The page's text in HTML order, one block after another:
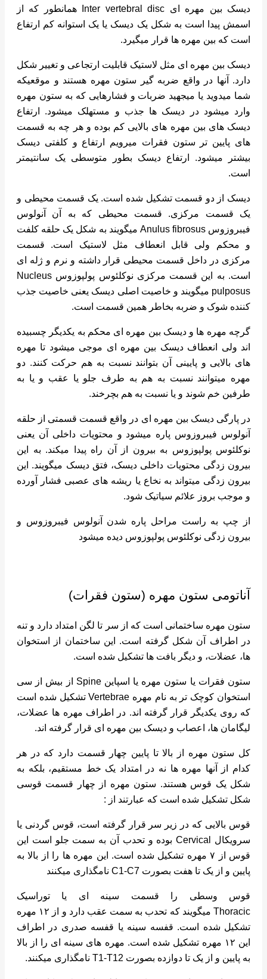
دیسک بین مهره ای Inter vertebral disc همانطور که از
اسمش پیدا است به شکل یک دیسک یا یک استوانه کم ارتفاع
است که بین مهره ها قرار میگیرد.
دیسک بین مهره ای مثل لاستیک قابلیت ارتجاعی و تغییر شکل
دارد. آنها در واقع ضربه گیر ستون مهره هستند و موقعیکه
شما میدوید یا میجهید ضربات و فشارهایی که به ستون مهره
وارد میشود در دیسک ها جذب و مستهلک میشود. ارتفاع
دیسک های بین مهره های بالایی کم بوده و هر چه به قسمت
های پایین تر ستون فقرات میرویم ارتفاع و کلفتی دیسک
بیشتر میشود. ارتفاع دیسک بطور متوسطی یک سانتیمتر
است.
دیسک از دو قسمت تشکیل شده است. یک قسمت محیطی و
یک قسمت مرکزی. قسمت محیطی که به آن آنولوس
فیبروزوس Anulus fibrosus میگویند به شکل یک حلقه کلفت
و محکم ولی قابل انعطاف مثل لاستیک است. قسمت
مرکزی در داخل قسمت محیطی قرار داشته و نرم و ژله ای
است. به این قسمت مرکزی نوکلئوس پولپوزوس Nucleus
pulposus میگویند و خاصیت اصلی دیسک یعنی خاصیت جذب
کننده شوک و ضربه بخاطر همین قسمت است.
گرچه مهره ها و دیسک بین مهره ای محکم به یکدیگر چسبیده
اند ولی انعطاف دیسک بین مهره ای موجی میشود تا مهره
های بالایی و پایینی آن بتوانند نسبت به هم حرکت کنند. دو
مهره میتوانند نسبت به هم به طرف جلو یا عقب و یا به
طرفین خم شوند و یا نسبت به هم بچرخند.
در پارگی دیسک بین مهره ای در واقع قسمت قسمتی از حلقه
آنولوس فیبروزوس پاره میشود و محتویات داخلی آن یعنی
نوکلئوس پولپوزوس به بیرون از آن راه پیدا میکند. به این
بیرون زدگی محتویات داخلی دیسک، فتق دیسک میگویند. این
بیرون زدگی میتواند به نخاع یا ریشه های عصبی فشار آورده
و موجب بروز علائم سیاتیک شود.
از چپ به راست مراحل پاره شدن آنولوس فیبروزوس و
بیرون زدگی نوکلئوس پولپوزوس دیده میشود
آناتومی ستون مهره (ستون فقرات)
ستون مهره ساختمانی است که از سر تا لگن امتداد دارد و تنه
در اطراف آن شکل گرفته است. این ساختمان از استخوان
ها، عضلات، و دیگر بافت ها تشکیل شده است.
ستون فقرات یا ستون مهره یا اسپاین Spine از بیش از سی
استخوان کوچک تر به نام مهره Vertebrae تشکیل شده است
که روی یکدیگر قرار گرفته اند. در اطراف مهره ها عضلات،
لیگامان ها، اعصاب و دیسک بین مهره ای قرار گرفته اند.
کل ستون مهره از بالا تا پایین چهار قسمت دارد که در هر
کدام از آنها مهره ها نه در امتداد یک خط مستقیم، بلکه به
شکل یک قوس هستند. ستون مهره از چهار قسمت قوسی
شکل تشکیل شده است که عبارتند از :
قوس بالایی که در زیر سر قرار گرفته است، قوس گردنی یا
سرویکال Cervical بوده و تحدب آن به سمت جلو است این
قوس از ۷ مهره تشکیل شده است. این مهره ها را از بالا به
پایین و از یک تا هفت بصورت C1-C7 نامگذاری میکنند
قوس وسطی را قسمت سینه ای یا توراسیک
Thoracic میگویند که تحدب به سمت عقب دارد و از ۱۲ مهره
تشکیل شده است. قفسه سینه یا قفسه صدری در اطراف
این ۱۲ مهره تشکیل شده است. مهره های سینه ای را از بالا
به پایین و از یک تا دوازده بصورت T1-T12 نامگذاری میکنند.